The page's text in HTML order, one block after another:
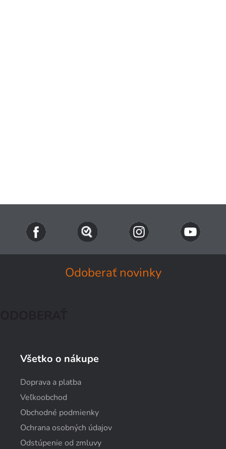
Odoberať novinky
Všetko o nákupe
Doprava a platba
Veľkoobchod
Obchodné podmienky
Ochrana osobných údajov
Odstúpenie od zmluvy